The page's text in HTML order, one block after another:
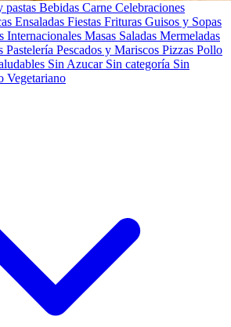
pastas Bebidas Carne Celebraciones
Ensaladas Fiestas Frituras Guisos y Sopas
Internacionales Masas Saladas Mermeladas
Pastelería Pescados y Mariscos Pizzas Pollo
Sin Azucar Sin categoría Sin
Vegetariano